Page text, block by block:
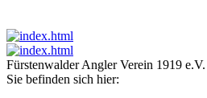
Fürstenwalder Angler Verein 1919 e.V.
Sie befinden sich hier: